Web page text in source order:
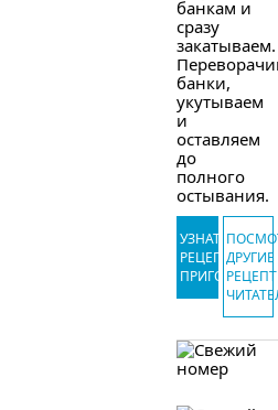
банкам и
сразу
закатываем.
банки,
укутываем
и
оставляем
до
полного
остывания.
УЗНАТЬ
РЕЦЕПТДРУГИЕ